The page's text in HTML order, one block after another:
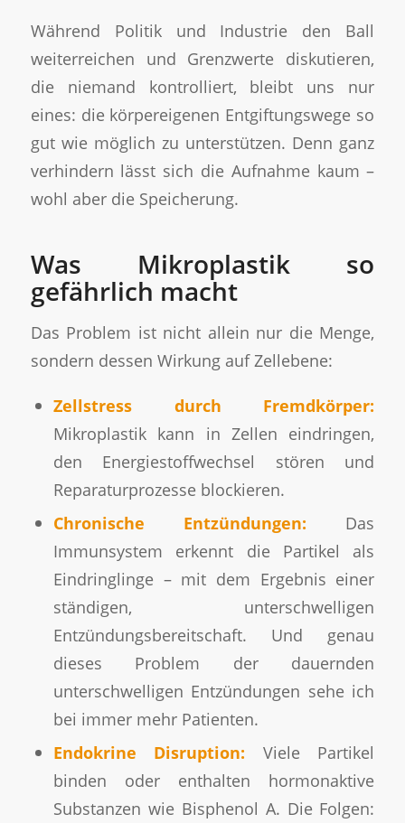
Während Politik und Industrie den Ball
weiterreichen und Grenzwerte diskutieren,
die niemand kontrolliert, bleibt uns nur
eines: die körpereigenen Entgiftungswege so
gut wie möglich zu unterstützen. Denn ganz
verhindern lässt sich die Aufnahme kaum –
wohl aber die Speicherung.
Was Mikroplastik so
gefährlich macht
Das Problem ist nicht allein nur die Menge,
sondern dessen Wirkung auf Zellebene:
Zellstress durch Fremdkörper:
Mikroplastik kann in Zellen eindringen,
den Energiestoffwechsel stören und
Reparaturprozesse blockieren.
Chronische Entzündungen: Das
Immunsystem erkennt die Partikel als
Eindringlinge – mit dem Ergebnis einer
ständigen, unterschwelligen
Entzündungsbereitschaft. Und genau
dieses Problem der dauernden
unterschwelligen Entzündungen sehe ich
bei immer mehr Patienten.
Endokrine Disruption: Viele Partikel
binden oder enthalten hormonaktive
Substanzen wie Bisphenol A. Die Folgen: